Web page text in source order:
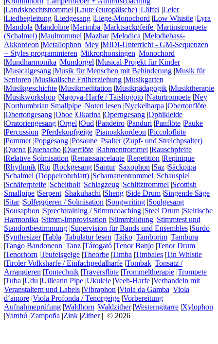
|Landsknechtstrommel |Laute (europäische) |Löffel |Leier
|Liedbegleitung |Liedgesang |Liege-Monochord |Low Whistle |Lyra
|Mandola |Mandoline |Marimba |Marktsackpfeife |Martinstrompete
(Schalmei) |Maultrommel |Mazhar|Melodica |Melodiebass-
Akkordeon |Metallophon |Mey |MIDI-Unterricht - GM-Sequenzen
+ Styles programmieren |Mikrophonsingen |Monochord
|Mundharmonika |Mundorgel |Musical-Projekt für Kinder
|Musicalgesang |Musik für Menschen mit Behinderung |Musik für
Senioren |Musikalische Früherziehung |Musikgarten
|Musikgeschichte |Musikmeditation |Musikpädagogik |Musiktherapie
|Musikworkshop |Nagoya-Harfe / Taishogoto |Naturtrompete |Ney
|Northumbrian Smallpipe |Noten lesen |Nyckelharpa |Obertonflöte
|Obertongesang |Oboe |Okarina |Operngesang |Ophikleide
|Oratoriengesang |Orgel |Oud |Pandeiro |Panduri |Panflöte |Pauke
|Percussion |Pferdekopfgeige |Pianoakkordeon |Piccoloflöte
|Pommer|Popgesang |Posaune |Psalter (Zupf- und Streichpsalter)
|Quena |Quenacho |Querflöte |Rahmentrommel |Rauschpfeife
|Relative Solmisation |Renaissancelaute |Repetition |Repinique
|Rhythmik |Riq |Rockgesang |Santur|Saxophon |Saz |Säckpipa
|Schalmei (Doppelrohrblatt) |Schamanentrommel |Schauspiel
|Schäferpfeife |Scheitholt|Schlagzeug |Schlitztrommel |Scottish
Smallpipe |Serpent|Shakuhachi |Sheng |Side Drum |Singende Säge
|Sitar|Solfeggieren / Solmisation |Songwriting |Soulgesang
|Sousaphon |Sprechtraining / Stimmcoaching |Steel Drum |Steirische
Harmonika |Stimm-Improvisation |Stimmbildung |Stimmtest und
Standortbestimmung |Supervision für Bands und Ensembles |Surdo
|Synthesizer|Tabla |Tabulatur lesen |Taiko |Tamborim |Tambura
|Tango Bandoneon |Tanz |Tárogató |Tenor Banjo |Tenor Drum
|Tenorhorn |Teufelsgeige |Theorbe |Timba |Timbales |Tin Whistle
|Tiroler Volksharfe / Einfachpedalharfe |Tombak |Tonsatz /
Arrangieren |Tontechnik |Traversflöte |Trommeltherapie |Trompete
|Tuba |Udu |Uilleann Pipe |Ukulele |Veeh-Harfe |Verhandeln mit
Veranstaltern und Labels |Vibraphon |Viola da Gamba |Viola
d‘amore |Viola Profonda / Tenorgeige |Vorbereitung
Aufnahmeprüfung |Waldhorn |Waldzither|Westerngitarre |Xylophon
|Yambú |Zampoña |Zink |Zither| © 2026